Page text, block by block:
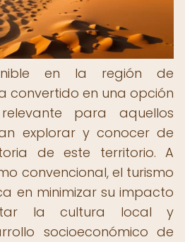
en la región de
convertido en una opción
para aquellos
explorar y conocer de
de este territorio. A
convencional, el turismo
en minimizar su impacto
la cultura local y
socioeconómico de